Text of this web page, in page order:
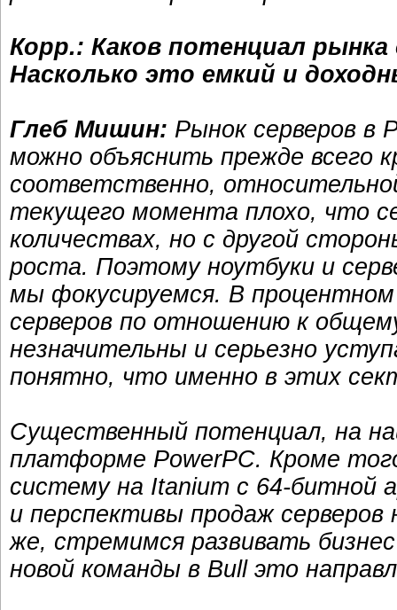
Корр.: Каков потенциал
Насколько это емкий и
Глеб Мишин: Рынок серверов в
можно объяснить прежде всего
соответственно,
текущего момента плохо, что
количествах, но с другой
роста. Поэтому ноутбуки и
мы фокусируемся. В
серверов по отношению к
незначительны и серьезно
понятно, что именно в этих
Существенный потенциал, на
платформе PowerPC. Кроме
систему на Itanium с 64-
и перспективы продаж
же, стремимся развивать
новой команды в Bull это